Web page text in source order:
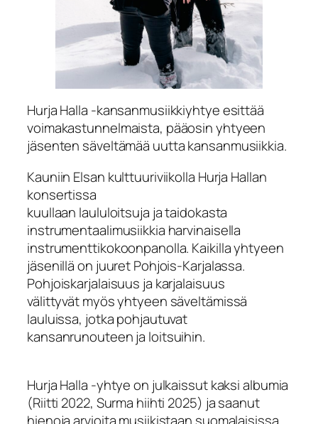
Hurja Halla -kansanmusiikkiyhtye esittää
voimakastunnelmaista, pääosin yhtyeen
jäsenten säveltämää uutta kansanmusiikkia.
Kauniin Elsan kulttuuriviikolla Hurja Hallan
konsertissa
kuullaan laululoitsuja ja taidokasta
instrumentaalimusiikkia harvinaisella
instrumenttikokoonpanolla. Kaikilla yhtyeen
jäsenillä on juuret Pohjois-Karjalassa.
Pohjoiskarjalaisuus ja karjalaisuus
välittyvät myös yhtyeen säveltämissä
lauluissa, jotka pohjautuvat
kansanrunouteen ja loitsuihin.
Hurja Halla -yhtye on julkaissut kaksi albumia
(Riitti 2022, Surma hiihti 2025) ja saanut